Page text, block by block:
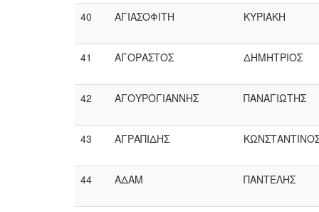
40 ΑΓΙΑΣΟΦΙΤΗ ΚΥΡΙΑΚΗ
41 ΑΓΟΡΑΣΤΟΣ ΔΗΜΗΤΡΙΟΣ
42 ΑΓΟΥΡΟΓΙΑΝΝΗΣ ΠΑΝΑΓΙΩΤΗΣ
43 ΑΓΡΑΠΙΔΗΣ
44 ΑΔΑΜ ΠΑΝΤΕΛΗΣ